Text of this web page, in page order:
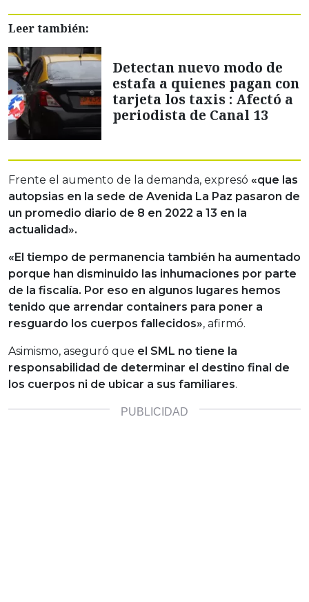
Leer también:
Detectan nuevo modo de
estafa a quienes pagan con
tarjeta los taxis : Afectó a
periodista de Canal 13
Frente el aumento de la demanda, expresó «que las
autopsias en la sede de Avenida La Paz pasaron de
un promedio diario de 8 en 2022 a 13 en la
actualidad».
«El tiempo de permanencia también ha aumentado
porque han disminuido las inhumaciones por parte
de la fiscalía. Por eso en algunos lugares hemos
tenido que arrendar containers para poner a
resguardo los cuerpos fallecidos», afirmó.
Asimismo, aseguró que el SML no tiene la
responsabilidad de determinar el destino final de
los cuerpos ni de ubicar a sus familiares.